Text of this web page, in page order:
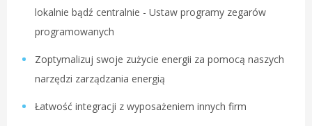
lokalnie bądź centralnie - Ustaw programy zegarów
programowanych
Zoptymalizuj swoje zużycie energii za pomocą naszych
narzędzi zarządzania energią
Łatwość integracji z wyposażeniem innych firm